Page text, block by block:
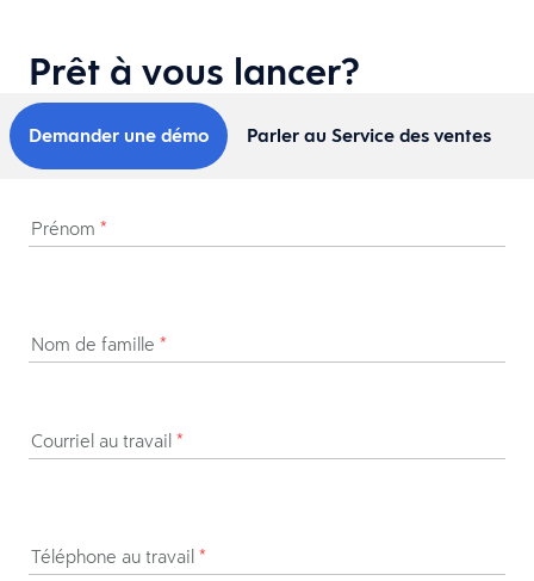
Prêt à vous lancer?
Demander une démo Parler au Service des ventes
Prénom *
Nom de famille *
Courriel au travail *
Téléphone au travail *